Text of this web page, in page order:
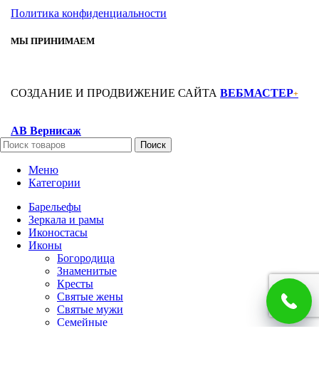
Политика конфиденциальности
МЫ ПРИНИМАЕМ
СОЗДАНИЕ И ПРОДВИЖЕНИЕ САЙТА ВЕБМАСТЕР+
АВ Вернисаж
Поиск
Меню
Категории
Барельефы
Зеркала и рамы
Иконостасы
Иконы
Богородица
Знаменитые
Кресты
Святые жены
Святые мужи
Семейные